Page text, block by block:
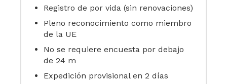
Registro de por vida (sin renovaciones)
Pleno reconocimiento como miembro
de la UE
No se requiere encuesta por debajo
de 24 m
Expedición provisional en 2 días